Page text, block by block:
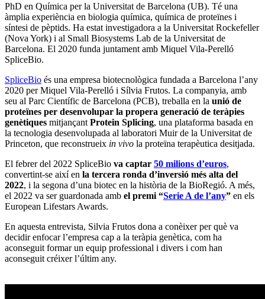
PhD en Química per la Universitat de Barcelona (UB). Té una
àmplia experiència en biologia química, química de proteïnes i
síntesi de pèptids. Ha estat investigadora a la Universitat Rockefeller
(Nova York) i al Small Biosystems Lab de la Universitat de
Barcelona. El 2020 funda juntament amb Miquel Vila-Perelló
SpliceBio.
SpliceBio és una empresa biotecnològica fundada a Barcelona l’any
2020 per Miquel Vila-Perelló i Sílvia Frutos. La companyia, amb
seu al Parc Científic de Barcelona (PCB), treballa en la unió de
proteïnes per desenvolupar la propera generació de teràpies
genètiques mitjançant Protein Splicing, una plataforma basada en
la tecnologia desenvolupada al laboratori Muir de la Universitat de
Princeton, que reconstrueix in vivo la proteïna terapèutica desitjada.
El febrer del 2022 SpliceBio va captar 50 milions d’euros,
convertint-se així en la tercera ronda d’inversió més alta del
2022, i la segona d’una biotec en la història de la BioRegió. A més,
el 2022 va ser guardonada amb el premi “Serie A de l’any” en els
European Lifestars Awards.
En aquesta entrevista, Silvia Frutos dona a conèixer per què va
decidir enfocar l’empresa cap a la teràpia genètica, com ha
aconseguit formar un equip professional i divers i com han
aconseguit créixer l’últim any.